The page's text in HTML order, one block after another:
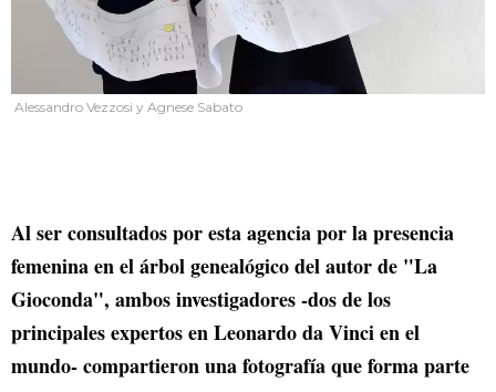
Alessandro Vezzosi y Agnese Sabato
Al ser consultados por esta agencia por la presencia
femenina en el árbol genealógico del autor de "La
Gioconda", ambos investigadores -dos de los
principales expertos en Leonardo da Vinci en el
mundo- compartieron una fotografía que forma parte